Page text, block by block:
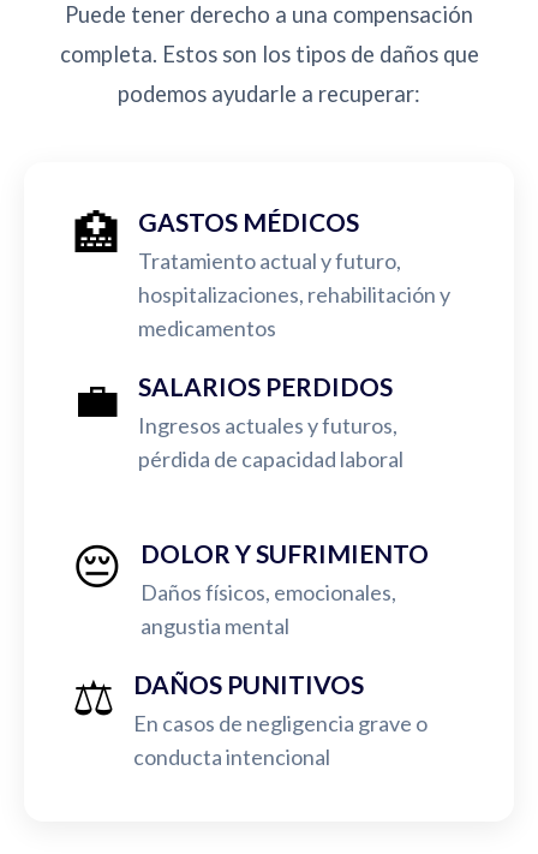
Puede tener derecho a una compensación
completa. Estos son los tipos de daños que
podemos ayudarle a recuperar:
🏥 GASTOS MÉDICOS
Tratamiento actual y futuro,
hospitalizaciones, rehabilitación y
medicamentos
💼 SALARIOS PERDIDOS
Ingresos actuales y futuros,
pérdida de capacidad laboral
😔 DOLOR Y SUFRIMIENTO
Daños físicos, emocionales,
angustia mental
⚖️ DAÑOS PUNITIVOS
En casos de negligencia grave o
conducta intencional